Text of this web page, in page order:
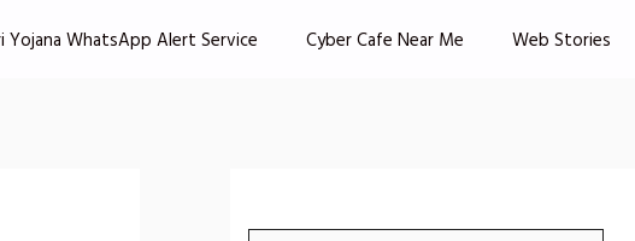
Yojana WhatsApp Alert Service Cyber Cafe Near Me Web Stories